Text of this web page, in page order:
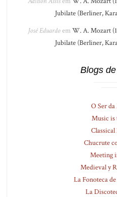
Jubilate (Berliner,
José Eduardoem W. A. Mozart
Jubilate (Berliner,
Blogs
O Ser
Music is
Chucrute
Meeting
Medieval y
La Fonoteca
La